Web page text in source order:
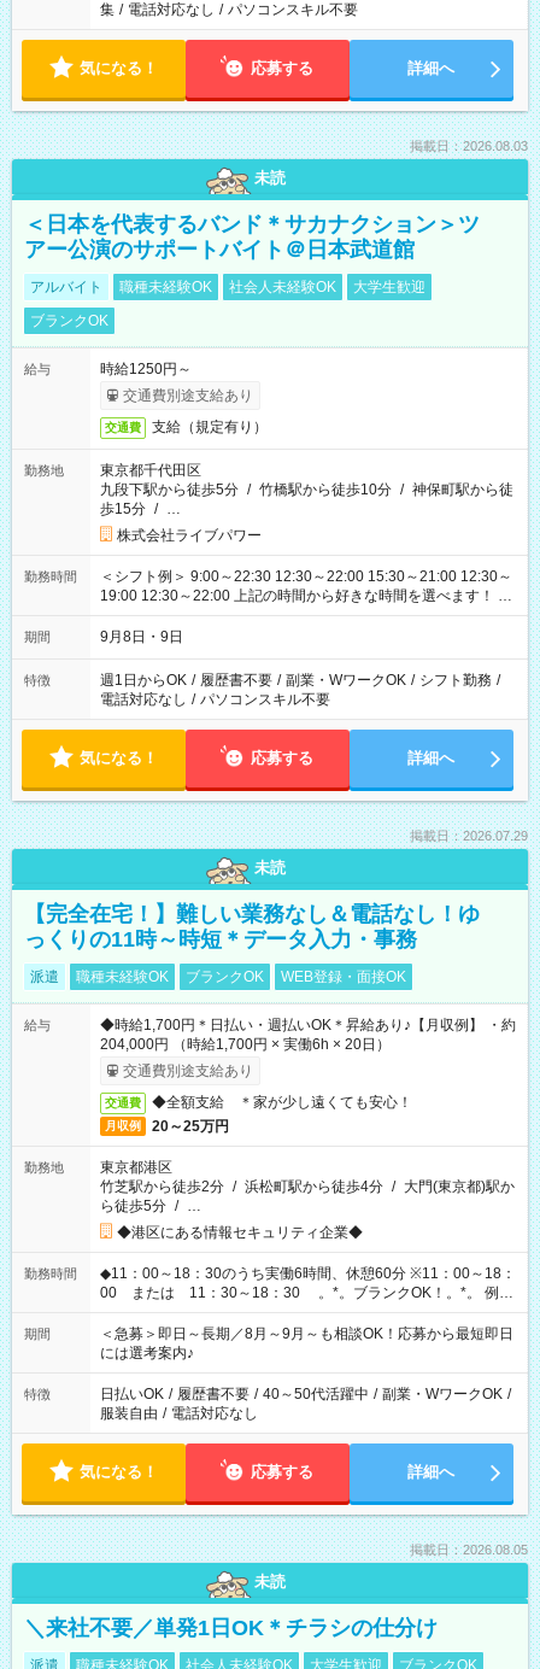
集 / 電話対応なし / パソコンスキル不要
気になる！ 応募する 詳細へ
掲載日：2026.08.03
未読
＜日本を代表するバンド＊サカナクション＞ツ
アー公演のサポートバイト＠日本武道館
アルバイト 職種未経験OK 社会人未経験OK
大学生歓迎
ブランクOK
給与
時給1250円～
交通費別途支給あり
交通費 支給（規定有り）
勤務地
東京都千代田区
九段下駅から徒歩5分 / 竹橋駅から徒歩10分 / 神保町駅から徒
歩15分 / …
株式会社ライブパワー
勤務時間
＜シフト例＞ 9:00～22:30 12:30～22:00 15:30～21:00 12:30～
19:00 12:30～22:00 上記の時間から好きな時間を選べます！ ※
時間は変更となる可能性があります
期間 9月8日・9日
特徴 週1日からOK / 履歴書不要 / 副業・WワークOK / シフト勤務 /
電話対応なし / パソコンスキル不要
気になる！ 応募する 詳細へ
掲載日：2026.07.29
未読
【完全在宅！】難しい業務なし＆電話なし！ゆ
っくりの11時～時短＊データ入力・事務
派遣 職種未経験OK ブランクOK WEB登録・面接OK
給与
◆時給1,700円＊日払い・週払いOK＊昇給あり♪【月収例】 ・約
204,000円 （時給1,700円 × 実働6h × 20日）
交通費別途支給あり
交通費 ◆全額支給 ＊家が少し遠くても安心！
月収例 20～25万円
勤務地
東京都港区
竹芝駅から徒歩2分 / 浜松町駅から徒歩4分 / 大門(東京都)駅か
ら徒歩5分 / …
◆港区にある情報セキュリティ企業◆
勤務時間
◆11：00～18：30のうち実働6時間、休憩60分 ※11：00～18：
00 または 11：30～18：30 。*。ブランクOK！。*。 例え
ば前職が、 在宅/財団法人/事務/コールセンター/受付/販売/カフェ
スタッフ スイーツ販売/ホテルフロント/化粧品販売/など 様々な
業界から入社して活躍されています♪
期間
＜急募＞即日～長期／8月～9月～も相談OK！応募から最短即日
には選考案内♪
特徴 日払いOK / 履歴書不要 / 40～50代活躍中 / 副業・WワークOK /
服装自由 / 電話対応なし
気になる！ 応募する 詳細へ
掲載日：2026.08.05
未読
＼来社不要／単発1日OK＊チラシの仕分け
派遣 職種未経験OK 社会人未経験OK 大学生歓迎 ブランクOK